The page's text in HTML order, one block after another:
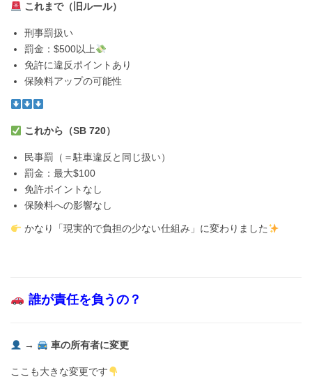
これまで（旧ルール）
刑事罰扱い
罰金：$500以上
免許に違反ポイントあり
保険料アップの可能性
これから（SB 720）
民事罰（＝駐車違反と同じ扱い）
罰金：最大$100
免許ポイントなし
保険料への影響なし
かなり「現実的で負担の少ない仕組み」に変わりました
誰が責任を負うの？
→ 車の所有者に変更
ここも大きな変更です